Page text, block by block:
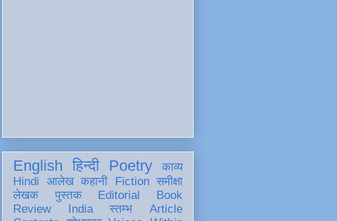
English हिन्दी Poetry
काव्य
Hindi
आलेख कहानी Fiction समीक्षा
लेखक
पुस्तक Editorial
Book
Review
India स्तम्भ
Article